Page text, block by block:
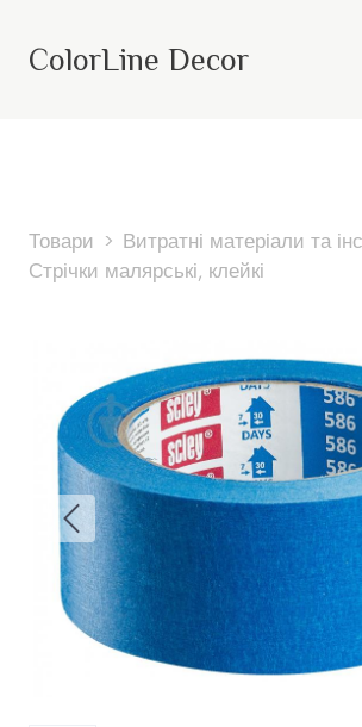
ColorLine Decor
Товари
Витратні матеріали та
Стрічки малярські, клейкі